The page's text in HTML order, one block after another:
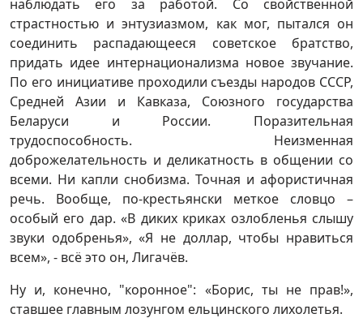
наблюдать его за работой. Со свойственной
страстностью и энтузиазмом, как мог, пытался он
соединить распадающееся советское братство,
придать идее интернационализма новое звучание.
По его инициативе проходили съезды народов СССР,
Средней Азии и Кавказа, Союзного государства
Беларуси и России. Поразительная
трудоспособность. Неизменная
доброжелательность и деликатность в общении со
всеми. Ни капли снобизма. Точная и афористичная
речь. Вообще, по-крестьянски меткое словцо –
особый его дар. «В диких криках озлобленья слышу
звуки одобренья», «Я не доллар, чтобы нравиться
всем», - всё это он, Лигачёв.
Ну и, конечно, "коронное": «Борис, ты не прав!»,
ставшее главным лозунгом ельцинского лихолетья.